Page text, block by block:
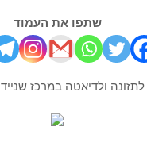
שתפו את העמוד
ולדיאטה במרכז